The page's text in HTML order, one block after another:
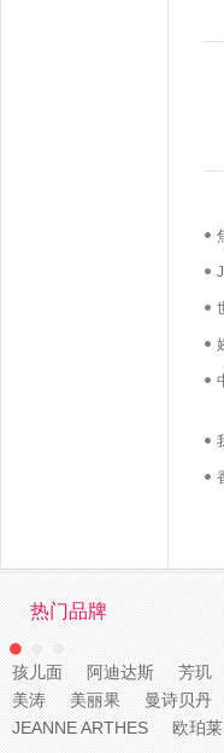
热门品牌
孩儿面 阿迪达斯 芳玑
美涛
美丽果 曼诗贝丹
JEANNE ARTHES
欧珀莱